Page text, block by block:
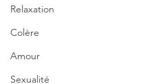
Relaxation
Colère
Amour
Sexualité